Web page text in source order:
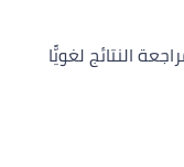
النتائج لغويًّا